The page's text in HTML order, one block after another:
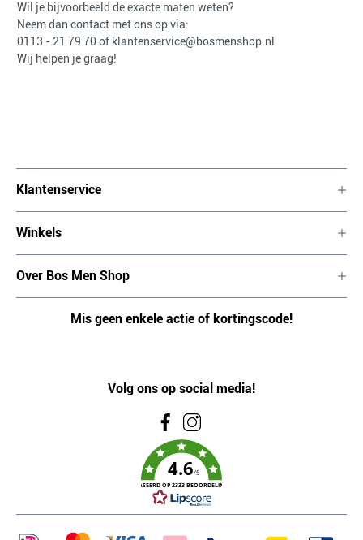
Wil je bijvoorbeeld de exacte maten weten?
Neem dan contact met ons op via:
0113 - 21 79 70 of klantenservice@bosmenshop.nl
Wij helpen je graag!
Klantenservice
Winkels
Over Bos Men Shop
Mis geen enkele actie of kortingscode!
Volg ons op social media!
4.6/5
GEBASEERD OP 2333 BEOORDELINGEN